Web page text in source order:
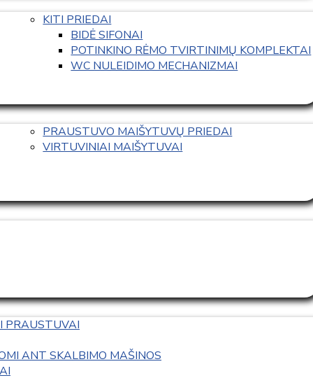
KITI PRIEDAI
BIDĖ SIFONAI
POTINKINO RĖMO TVIRTINIMŲ KOMPLEKTAI
WC NULEIDIMO MECHANIZMAI
PRAUSTUVO MAIŠYTUVŲ PRIEDAI
VIRTUVINIAI MAIŠYTUVAI
PRAUSTUVAI
ANT SKALBIMO MAŠINOS